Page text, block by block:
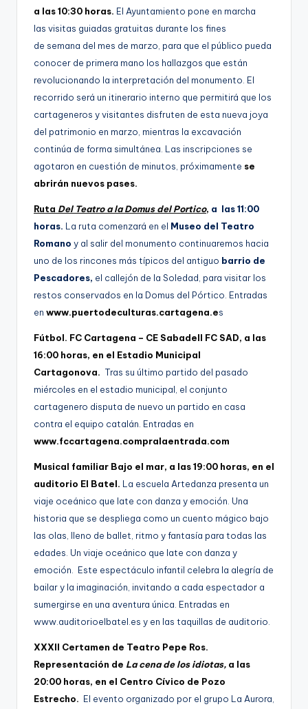
a las 10:30 horas. El Ayuntamiento pone en marcha
las visitas guiadas gratuitas durante los fines
de semana del mes de marzo, para que el público pueda
conocer de primera mano los hallazgos que están
revolucionando la interpretación del monumento. El
recorrido será un itinerario interno que permitirá que los
cartageneros y visitantes disfruten de esta nueva joya
del patrimonio en marzo, mientras la excavación
continúa de forma simultánea. Las inscripciones se
agotaron en cuestión de minutos, próximamente se
abrirán nuevos pases.
Ruta Del Teatro a la Domus del Portico, a las 11:00
horas. La ruta comenzará en el Museo del Teatro
Romano y al salir del monumento continuaremos hacia
uno de los rincones más típicos del antiguo barrio de
Pescadores, el callejón de la Soledad, para visitar los
restos conservados en la Domus del Pórtico. Entradas
en www.puertodeculturas.cartagena.es
Fútbol. FC Cartagena – CE Sabadell FC SAD, a las
16:00 horas, en el Estadio Municipal
Cartagonova. Tras su último partido del pasado
miércoles en el estadio municipal, el conjunto
cartagenero disputa de nuevo un partido en casa
contra el equipo catalán. Entradas en
www.fccartagena.compralaentrada.com
Musical familiar Bajo el mar, a las 19:00 horas, en el
auditorio El Batel. La escuela Artedanza presenta un
viaje oceánico que late con danza y emoción. Una
historia que se despliega como un cuento mágico bajo
las olas, lleno de ballet, ritmo y fantasía para todas las
edades. Un viaje oceánico que late con danza y
emoción. Este espectáculo infantil celebra la alegría de
bailar y la imaginación, invitando a cada espectador a
sumergirse en una aventura única. Entradas en
www.auditorioelbatel.es y en las taquillas de auditorio.
XXXII Certamen de Teatro Pepe Ros.
Representación de La cena de los idiotas, a las
20:00 horas, en el Centro Cívico de Pozo
Estrecho. El evento organizado por el grupo La Aurora,